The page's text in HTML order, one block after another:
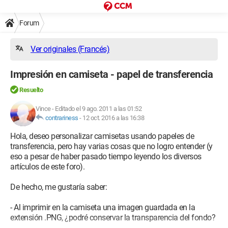
Forum
Ver originales (Francés)
Impresión en camiseta - papel de transferencia
Resuelto
Vince- Editado el 9 ago. 2011 a las 01:52
contrariness - 12 oct. 2016 a las 16:38
Hola, deseo personalizar camisetas usando papeles de
transferencia, pero hay varias cosas que no logro entender (y
eso a pesar de haber pasado tiempo leyendo los diversos
artículos de este foro).
De hecho, me gustaría saber:
- Al imprimir en la camiseta una imagen guardada en la
extensión .PNG, ¿podré conservar la transparencia del fondo?